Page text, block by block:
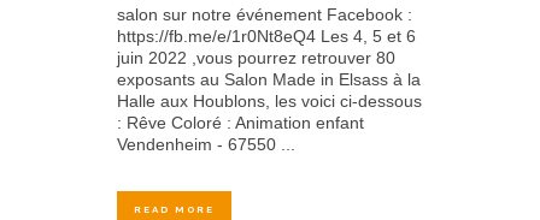
salon sur notre événement Facebook :
https://fb.me/e/1r0Nt8eQ4 Les 4, 5 et 6
juin 2022 ,vous pourrez retrouver 80
exposants au Salon Made in Elsass à la
Halle aux Houblons, les voici ci-dessous
: Rêve Coloré : Animation enfant
Vendenheim - 67550 ...
READ MORE